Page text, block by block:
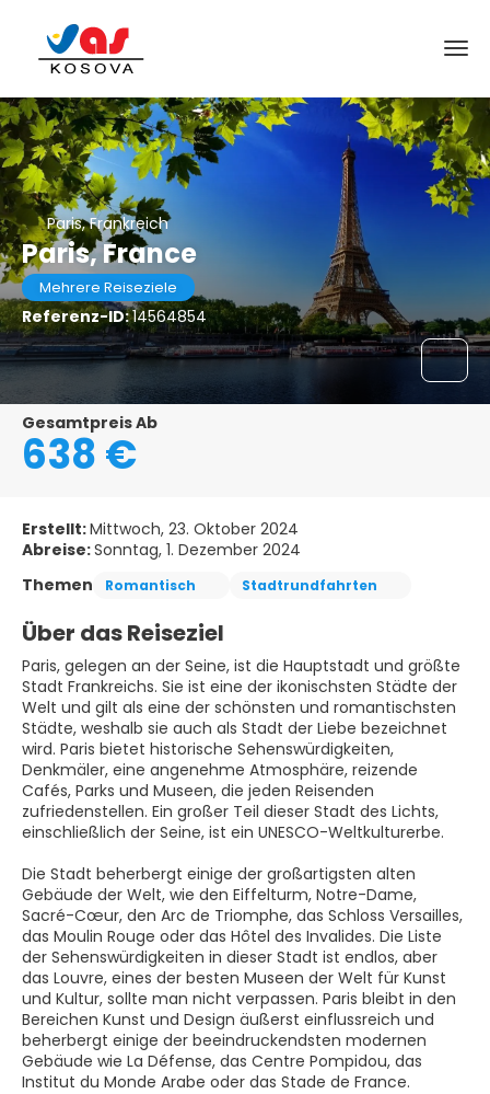
Paris, Frankreich
Paris, France
Mehrere Reiseziele
Referenz-ID:14564854
Gesamtpreis Ab
638 €
Erstellt:Mittwoch, 23. Oktober 2024
Abreise:Sonntag, 1. Dezember 2024
Themen
Romantisch Stadtrundfahrten
Über das Reiseziel
Paris, gelegen an der Seine, ist die Hauptstadt und größte
Stadt Frankreichs. Sie ist eine der ikonischsten Städte der
Welt und gilt als eine der schönsten und romantischsten
Städte, weshalb sie auch als Stadt der Liebe bezeichnet
wird. Paris bietet historische Sehenswürdigkeiten,
Denkmäler, eine angenehme Atmosphäre, reizende
Cafés, Parks und Museen, die jeden Reisenden
zufriedenstellen. Ein großer Teil dieser Stadt des Lichts,
einschließlich der Seine, ist ein UNESCO-Weltkulturerbe.
Die Stadt beherbergt einige der großartigsten alten
Gebäude der Welt, wie den Eiffelturm, Notre-Dame,
Sacré-Cœur, den Arc de Triomphe, das Schloss Versailles,
das Moulin Rouge oder das Hôtel des Invalides. Die Liste
der Sehenswürdigkeiten in dieser Stadt ist endlos, aber
das Louvre, eines der besten Museen der Welt für Kunst
und Kultur, sollte man nicht verpassen. Paris bleibt in den
Bereichen Kunst und Design äußerst einflussreich und
beherbergt einige der beeindruckendsten modernen
Gebäude wie La Défense, das Centre Pompidou, das
Institut du Monde Arabe oder das Stade de France.